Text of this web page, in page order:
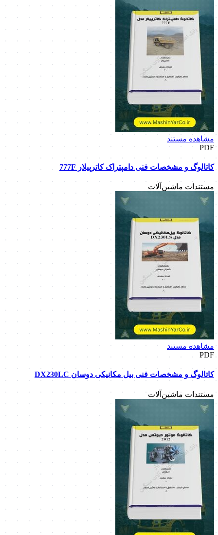
مشاهده مستند
PDF
کاتالوگ و مشخصات فنی دامپتراک کاترپیلار 777F
مستندات ماشین‌آلات
مشاهده مستند
PDF
کاتالوگ و مشخصات فنی بیل مکانیکی دوسان DX230LC
مستندات ماشین‌آلات